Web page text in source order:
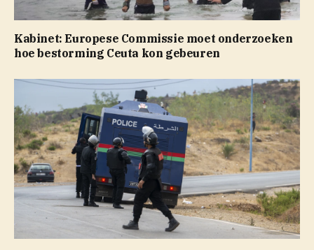
Kabinet: Europese Commissie moet onderzoeken
hoe bestorming Ceuta kon gebeuren